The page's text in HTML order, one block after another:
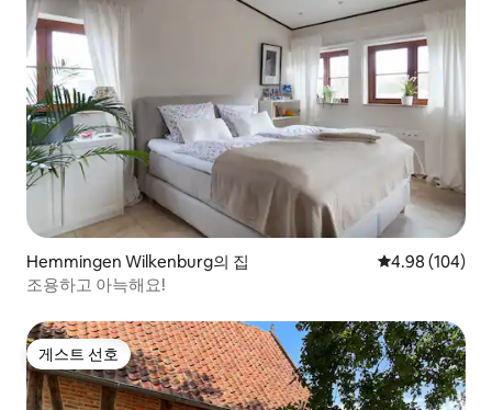
Hemmingen Wilkenburg의 집 평점 4.98점(5
4.98 (104)
조용하고 아늑해요!
게스트 선호
게스트 선호